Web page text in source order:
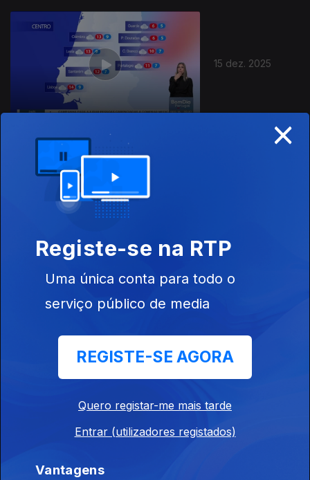
15 dez. 2025
10 dez. 2025
×
Registe-se na RTP
Uma única conta para todo o
serviço público de media
REGISTE-SE AGORA
Quero registar-me mais tarde
Entrar (utilizadores registados)
Vantagens